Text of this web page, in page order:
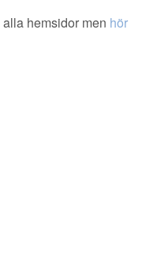
hemsidor men hör